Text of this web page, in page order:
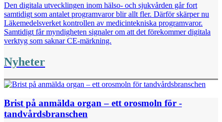
Den digitala utvecklingen inom hälso- och sjukvården går fort
samtidigt som antalet programvaror blir allt fler. Därför skärper nu
Läkemedelsverket kontrollen av medicintekniska programvaror.
Samtidigt får myndigheten signaler om att det förekommer digitala
verktyg som saknar CE-märkning.
Nyheter
Brist på anmälda ­organ – ett orosmoln för ­
tandvårdsbranschen